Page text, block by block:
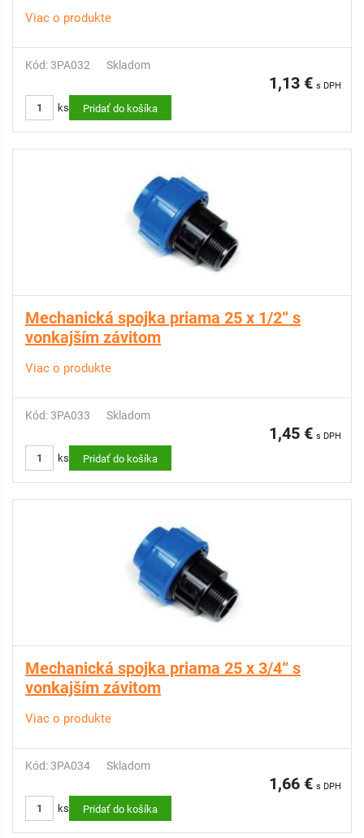
Viac o produkte
Kód: 3PA032 Skladom
1,13 € s DPH
ks Pridať do košíka
Mechanická spojka priama 25 x 1/2“ s
vonkajším závitom
Viac o produkte
Kód: 3PA033 Skladom
1,45 € s DPH
ks Pridať do košíka
Mechanická spojka priama 25 x 3/4“ s
vonkajším závitom
Viac o produkte
Kód: 3PA034 Skladom
1,66 € s DPH
ks Pridať do košíka